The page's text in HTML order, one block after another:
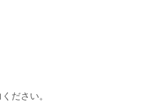
ださい。